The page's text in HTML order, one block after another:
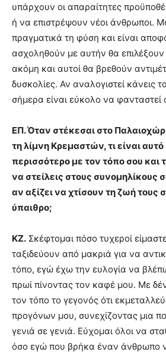
υπάρχουν οι απαραίτητες
ή να επιστρέψουν νέοι άνθρωποι.
πραγματικά τη φύση και είναι
ασχοληθούν με αυτήν θα
ακόμη και αυτοί θα βρεθούν
δυσκολίες. Αν αναλογιστεί κάνεις
σήμερα είναι εύκολο να φανταστεί
ΕΠ. Όταν στέκεσαι στο
τη λίμνη Κρεμαστών, τι είναι
περισσότερο με τον τόπο σου και
να στείλεις στους συνομηλίκους
αν αξίζει να χτίσουν τη ζωή τους
ύπαιθρο;
ΚΖ. Σκέφτομαι πόσο τυχεροί
ταξιδεύουν από μακριά για να
τόπο, εγώ έχω την ευλογία να
πρωί πίνοντας τον καφέ μου. Με
τον τόπο το γεγονός ότι
προγόνων μου, συνεχίζοντας μια
γενιά σε γενιά. Εύχομαι όλοι να
όσο εγώ που βρήκα έναν άνθρωπο